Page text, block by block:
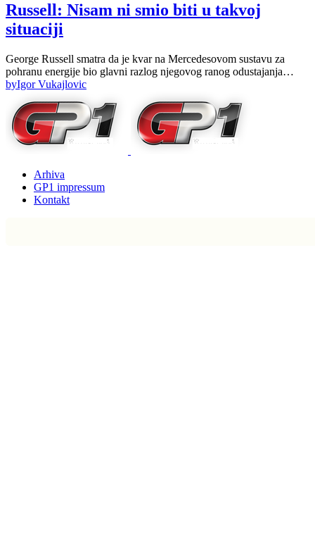
Russell: Nisam ni smio biti u takvoj
situaciji
George Russell smatra da je kvar na Mercedesovom sustavu za
pohranu energije bio glavni razlog njegovog ranog odustajanja…
byIgor Vukajlovic
Arhiva
GP1 impressum
Kontakt